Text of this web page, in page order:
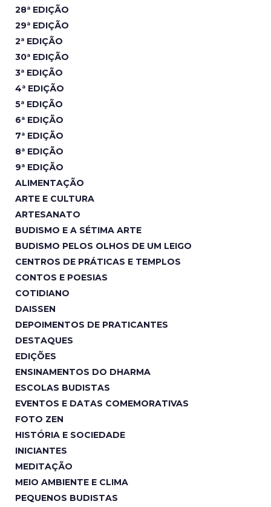
28ª EDIÇÃO
29ª EDIÇÃO
2ª EDIÇÃO
30ª EDIÇÃO
3ª EDIÇÃO
4ª EDIÇÃO
5ª EDIÇÃO
6ª EDIÇÃO
7ª EDIÇÃO
8ª EDIÇÃO
9ª EDIÇÃO
ALIMENTAÇÃO
ARTE E CULTURA
ARTESANATO
BUDISMO E A SÉTIMA ARTE
BUDISMO PELOS OLHOS DE UM LEIGO
CENTROS DE PRÁTICAS E TEMPLOS
CONTOS E POESIAS
COTIDIANO
DAISSEN
DEPOIMENTOS DE PRATICANTES
DESTAQUES
EDIÇÕES
ENSINAMENTOS DO DHARMA
ESCOLAS BUDISTAS
EVENTOS E DATAS COMEMORATIVAS
FOTO ZEN
HISTÓRIA E SOCIEDADE
INICIANTES
MEDITAÇÃO
MEIO AMBIENTE E CLIMA
PEQUENOS BUDISTAS